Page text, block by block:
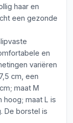
haar en
een gezonde
en
variëren
cm, een
maat M
hoog; maat L is
De borstel is